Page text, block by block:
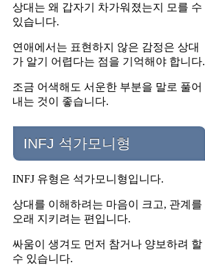
상대는 왜 갑자기 차가워졌는지 모를 수
있습니다.
연애에서는 표현하지 않은 감정은 상대
가 알기 어렵다는 점을 기억해야 합니다.
조금 어색해도 서운한 부분을 말로 풀어
내는 것이 좋습니다.
INFJ 석가모니형
INFJ 유형은 석가모니형입니다.
상대를 이해하려는 마음이 크고, 관계를
오래 지키려는 편입니다.
싸움이 생겨도 먼저 참거나 양보하려 할
수 있습니다.